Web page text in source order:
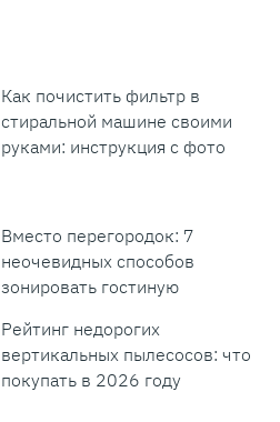
Как почистить фильтр в
стиральной машине своими
руками: инструкция с фото
Вместо перегородок: 7
неочевидных способов
зонировать гостиную
Рейтинг недорогих
вертикальных пылесосов: что
покупать в 2026 году